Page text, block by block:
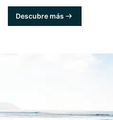
Descubre más